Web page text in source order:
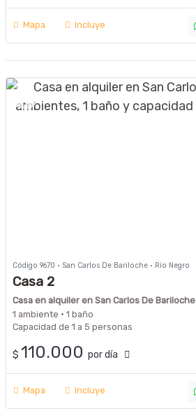
Mapa Incluye
Código 9670 · San Carlos De Bariloche · Río Negro
Casa 2
Casa en alquiler en San Carlos De Bariloche
1 ambiente · 1 baño
Capacidad de 1 a 5 personas
$ 110.000 por día
Mapa Incluye